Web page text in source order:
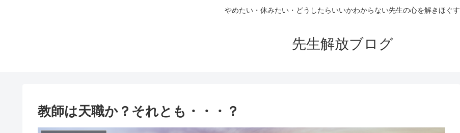
やめたい・休みたい・どうしたらいいかわからない先生の心を解きほぐす
先生解放ブログ
教師は天職か？それとも・・・？